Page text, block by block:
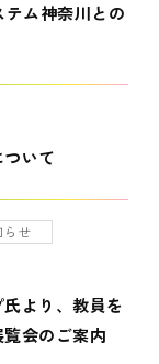
ム神奈川との
いて
らせ
より、教員を
会のご案内